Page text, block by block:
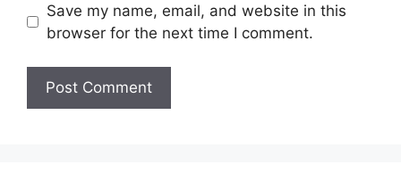
Save my name, email, and website in this
browser for the next time I comment.